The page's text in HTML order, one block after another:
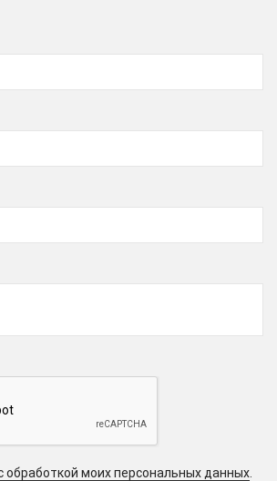
обработкой моих персональных данных